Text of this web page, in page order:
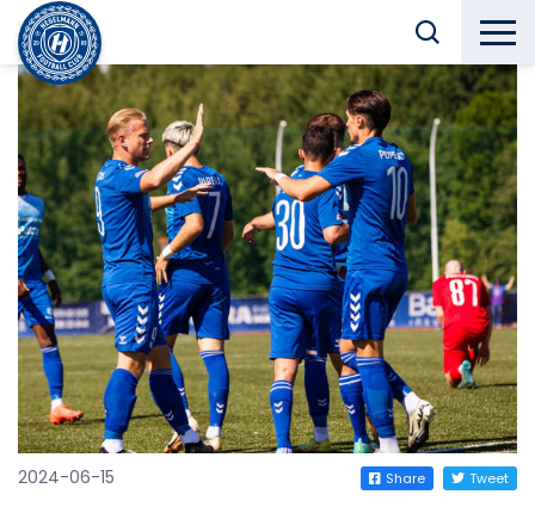
2024-06-15 Share Tweet